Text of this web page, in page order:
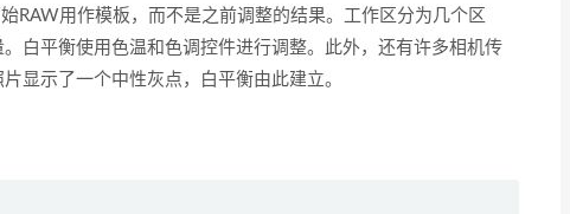
RAW用作模板，而不是之前调整的结果。工作区分为几个区
白平衡使用色温和色调控件进行调整。此外，还有许多相机传
显示了一个中性灰点，白平衡由此建立。